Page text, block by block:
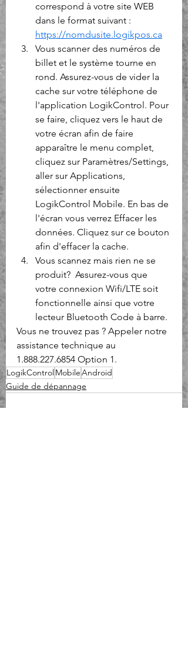
correspond à votre site WEB
dans le format suivant :
https://nomdusite.logikpos.ca
Vous scanner des numéros de
billet et le système tourne en
rond. Assurez-vous de vider la
cache sur votre téléphone de
l'application LogikControl. Pour
se faire, cliquez vers le haut de
votre écran afin de faire
apparaître le menu complet,
cliquez sur Paramètres/Settings,
aller sur Applications,
sélectionner ensuite
LogikControl Mobile. En bas de
l'écran vous verrez Effacer les
données. Cliquez sur ce bouton
afin d'effacer la cache.
Vous scannez mais rien ne se
produit?  Assurez-vous que
votre connexion Wifi/LTE soit
fonctionnelle ainsi que votre
lecteur Bluetooth Code à barre.
Vous ne trouvez pas ? Appeler notre
assistance technique au
1.888.227.6854 Option 1.
LogikControlMobileAndroid
Guide de dépannage